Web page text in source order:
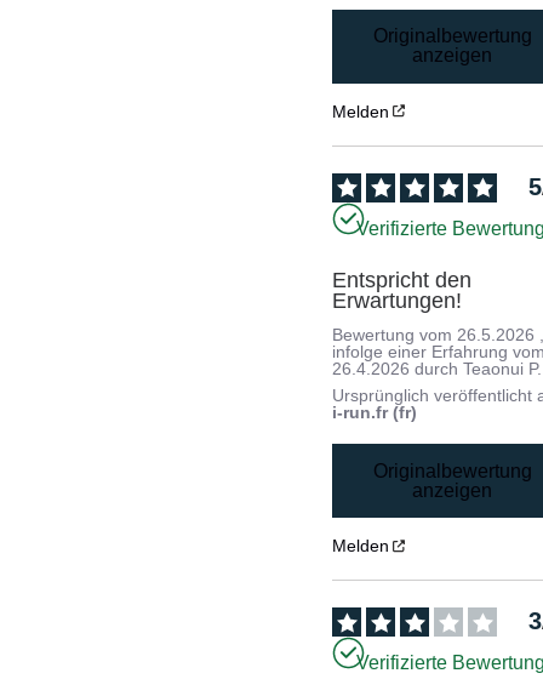
Originalbewertung
anzeigen
Melden
5
Verifizierte
Entspricht den
Erwartungen!
Bewertung vom 26.5.2026
infolge einer Erfahrung
26.4.2026 durchTeaonui P.
Ursprünglich veröffentlicht
i-run.fr (fr)
Originalbewertung
anzeigen
Melden
3
Verifizierte